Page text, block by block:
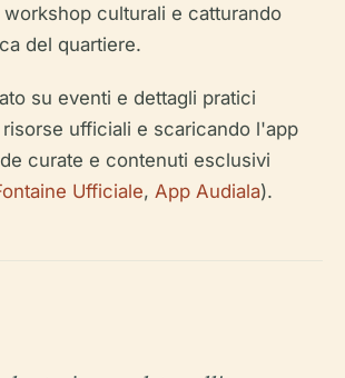
culturali e catturando
del quartiere.
su eventi e dettagli pratici
ufficiali e scaricando l'app
curate e contenuti esclusivi
Ufficiale, App Audiala).